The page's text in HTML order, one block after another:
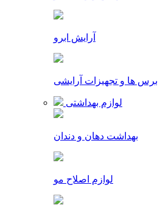
آرایش ابرو
برس ها و تجهیزات آرایشی
لوازم بهداشتی
بهداشت دهان و دندان
لوازم اصلاح مو